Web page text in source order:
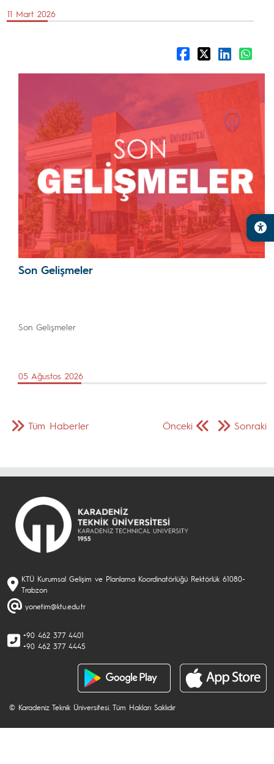
11 Mart 2026
Son Gelişmeler
Son Gelişmeler
05 Ağustos 2026
Önceki Sonraki
Tüm Haberler
KTÜ Kurumsal Gelişim ve Planlama Koordinatörlüğü Rektörlük 61080-
Trabzon
yonetim@ktu.edu.tr
+90 462 377 4401
+90 462 377 4445
© Karadeniz Teknik Üniversitesi. Tüm Hakları Saklıdır